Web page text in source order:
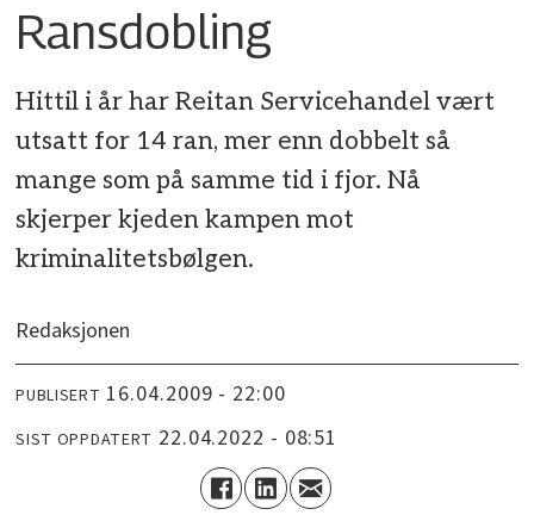
Ransdobling
Hittil i år har Reitan Servicehandel vært
utsatt for 14 ran, mer enn dobbelt så
mange som på samme tid i fjor. Nå
skjerper kjeden kampen mot
kriminalitetsbølgen.
Redaksjonen
PUBLISERT 16.04.2009 - 22:00
SIST OPPDATERT 22.04.2022 - 08:51